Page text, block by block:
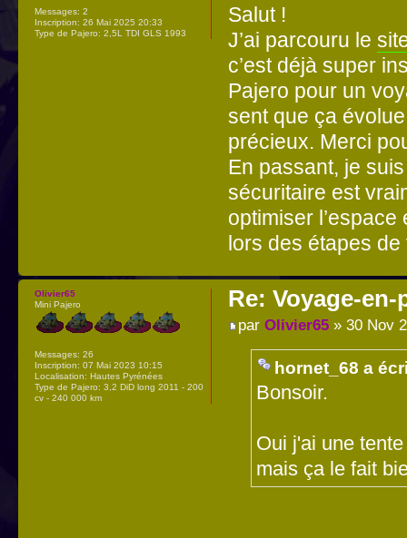
Salut !
J’ai parcouru le
c’est déjà super
Pajero pour un
sent que ça
précieux. Merci
En passant, je
sécuritaire est
optimiser l’espace
lors des étapes de
Messages: 2
Inscription: 26 Mai 2025 20:33
Type de Pajero: 2,5L TDI GLS 1993
Re: Voyage-en-
par Olivier65» 30 Nov
hornet_68 a
Bonsoir.
Oui j'ai une
mais ça le fait
Olivier65
Mini Pajero
Messages: 26
Inscription: 07 Mai 2023 10:15
Localisation: Hautes Pyrénées
Type de Pajero: 3,2 DiD long 2011 - 200
cv - 240 000 km